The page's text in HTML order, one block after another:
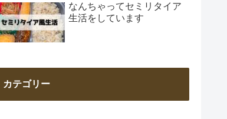
なんちゃってセミリタイア
生活をしています
カテゴリー